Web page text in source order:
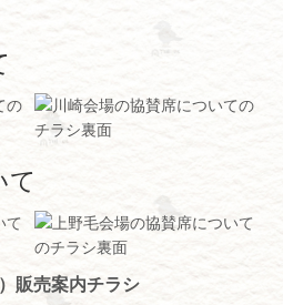
て
販売案内チラシ